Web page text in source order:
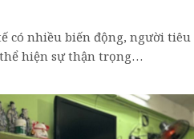
có nhiều biến động, người tiêu
hiện sự thận trọng…